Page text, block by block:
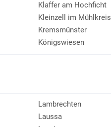
Klaffer am Hochficht
Kleinzell im Mühlkreis
Kremsmünster
Königswiesen
Lambrechten
Laussa